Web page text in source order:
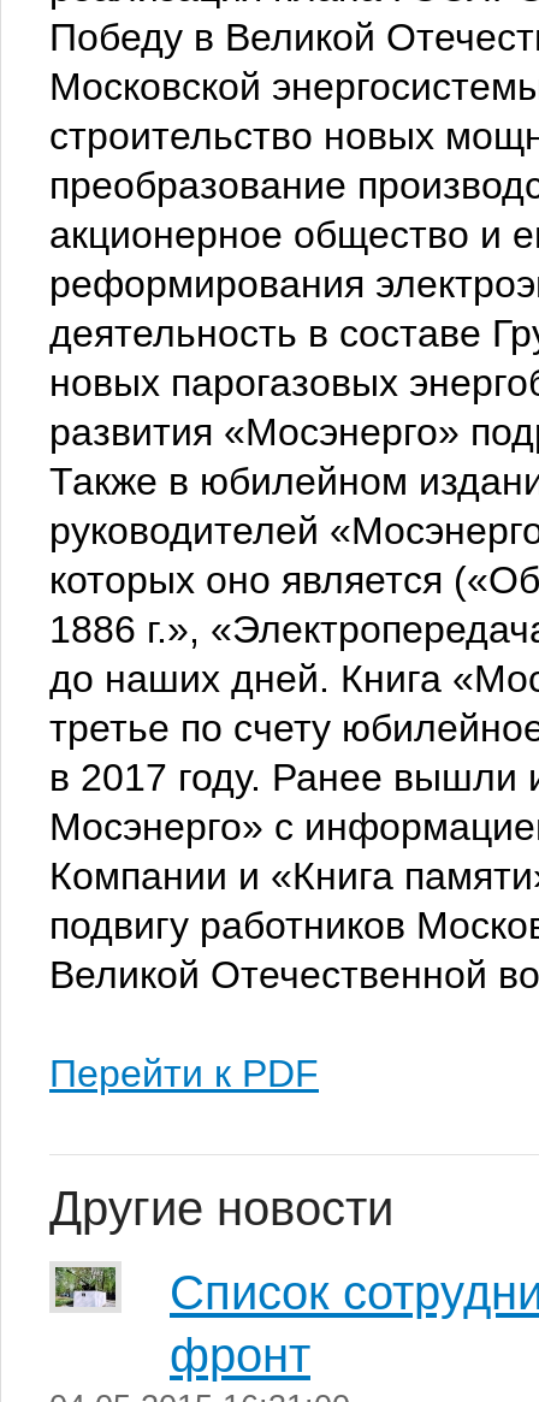
Победу в Великой
Московской
строительство новых
преобразование
акционерное общество и
реформирования
деятельность в составе
новых парогазовых
развития «Мосэнерго»
Также в юбилейном
руководителей
которых оно является
1886 г.»,
до наших дней. Книга
третье по счету
в 2017 году. Ранее вышли
Мосэнерго» с
Компании и «Книга
подвигу работников
Великой Отечественной
Перейти к PDF
Другие новости
Список
фронт